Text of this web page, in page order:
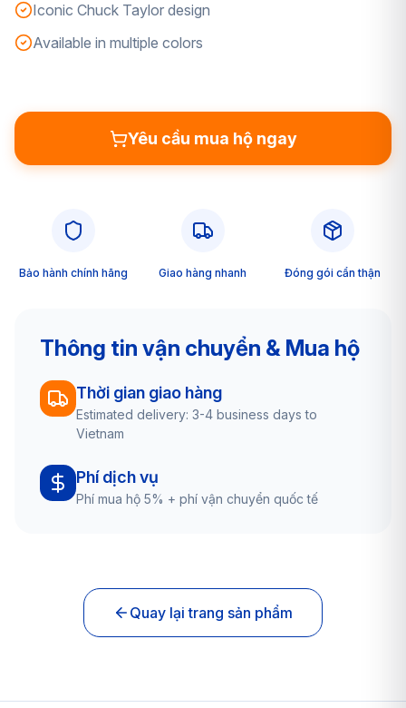
Iconic Chuck Taylor design
Available in multiple colors
Yêu cầu mua hộ ngay
Bảo hành chính hãng Giao hàng nhanh Đóng gói cẩn thận
Thông tin vận chuyển & Mua hộ
Thời gian giao hàng
Estimated delivery: 3-4 business days to
Vietnam
Phí dịch vụ
Phí mua hộ 5% + phí vận chuyển quốc tế
Quay lại trang sản phẩm